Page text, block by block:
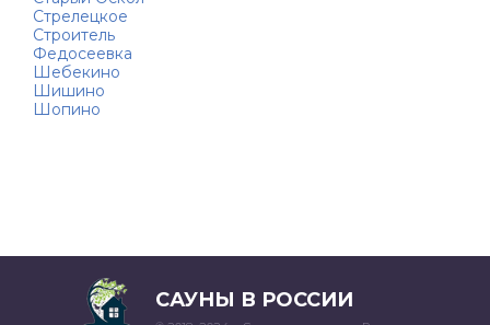
Стрелецкое
Строитель
Федосеевка
Шебекино
Шишино
Шопино
САУНЫ В РОССИИ